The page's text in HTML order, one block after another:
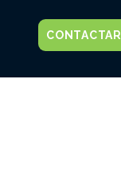
CONTACTAR